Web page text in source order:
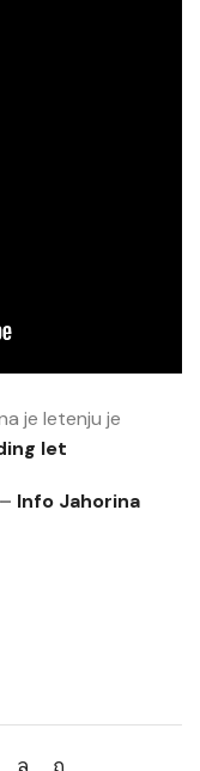
je letenju je
let
Info Jahorina